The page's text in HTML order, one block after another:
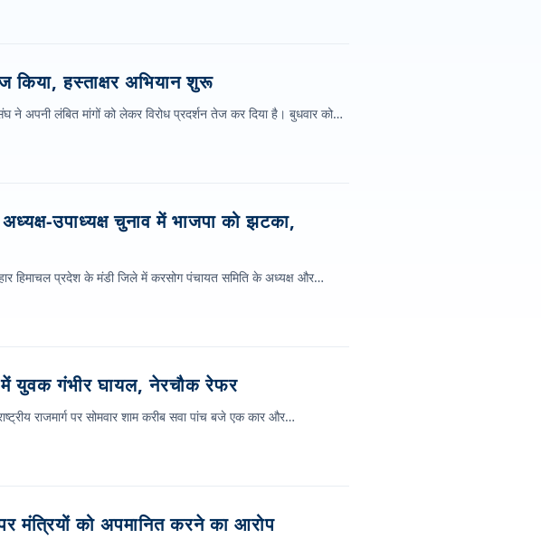
हस्ताक्षर अभियान शुरू
ने अपनी लंबित मांगों को लेकर विरोध प्रदर्शन तेज कर दिया है। बुधवार को…
उपाध्यक्ष चुनाव में भाजपा को झटका,
हिमाचल प्रदेश के मंडी जिले में करसोग पंचायत समिति के अध्यक्ष और…
गंभीर घायल, नेरचौक रेफर
राजमार्ग पर सोमवार शाम करीब सवा पांच बजे एक कार और…
मंत्रियों को अपमानित करने का आरोप